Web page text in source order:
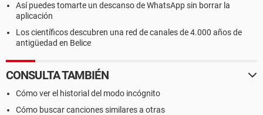
Así puedes tomarte un descanso de WhatsApp sin borrar la
aplicación
Los científicos descubren una red de canales de 4.000 años de
antigüedad en Belice
CONSULTA TAMBIÉN
Cómo ver el historial del modo incógnito
Cómo buscar canciones similares a otras